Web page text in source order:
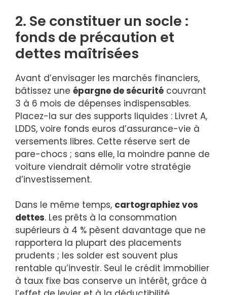
2. Se constituer un socle :
fonds de précaution et
dettes maîtrisées
Avant d’envisager les marchés financiers,
bâtissez une épargne de sécurité couvrant
3 à 6 mois de dépenses indispensables.
Placez-la sur des supports liquides : Livret A,
LDDS, voire fonds euros d’assurance-vie à
versements libres. Cette réserve sert de
pare-chocs ; sans elle, la moindre panne de
voiture viendrait démolir votre stratégie
d’investissement.
Dans le même temps, cartographiez vos
dettes. Les prêts à la consommation
supérieurs à 4 % pèsent davantage que ne
rapportera la plupart des placements
prudents ; les solder est souvent plus
rentable qu’investir. Seul le crédit immobilier
à taux fixe bas conserve un intérêt, grâce à